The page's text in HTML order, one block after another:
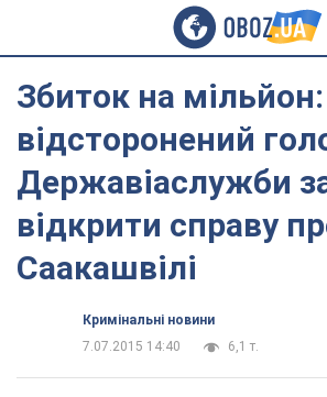
Збиток на мільйон:
відсторонений
Державіаслужби
відкрити справу
Саакашвілі
Кримінальні новини
7.07.2015 14:40
6,1 т.